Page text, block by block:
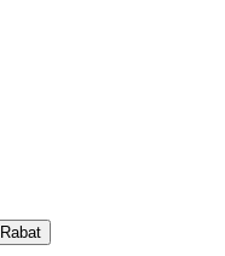
Rabat